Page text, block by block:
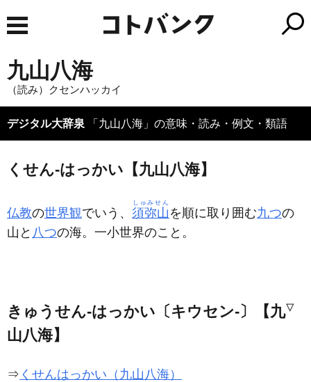
九山八海
（読み）クセンハッカイ
デジタル大辞泉 「九山八海」の意味・読み・例文・類語
くせん‐はっかい【九山八海】
仏教の世界観でいう、 須弥山
しゅみせん
を順に取り囲む九つの
山と 八つの海。一小世界のこと。
きゅうせん‐はっかい〔キウセン‐〕【九▽
山八海】
⇒ くせんはっかい（九山八海）